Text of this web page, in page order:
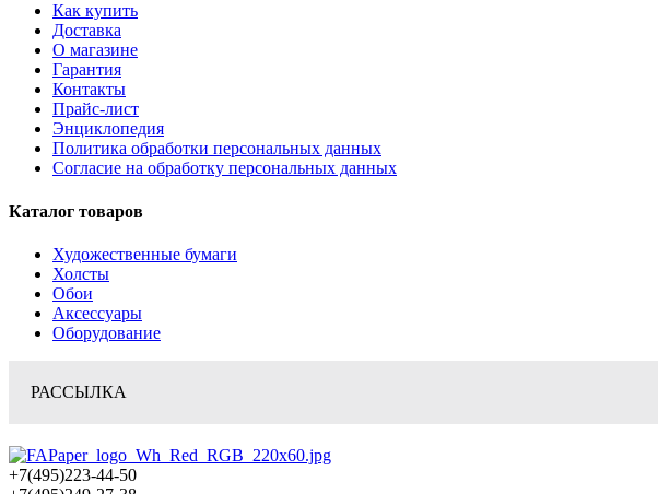
Как купить
Доставка
О магазине
Гарантия
Контакты
Прайс-лист
Энциклопедия
Политика обработки персональных данных
Согласие на обработку персональных данных
Каталог товаров
Художественные бумаги
Холсты
Обои
Аксессуары
Оборудование
РАССЫЛКА
+7(495)223-44-50